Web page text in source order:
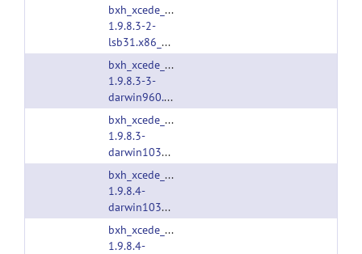
bxh_xcede_tools-
1.9.8.3-2-
lsb31.x86_64.tgz
bxh_xcede_tools-
1.9.8.3-3-
darwin960.i386.tgz
bxh_xcede_tools-
1.9.8.3-
darwin1030.i386.tgz
bxh_xcede_tools-
1.9.8.4-
darwin1030.i386.tgz
bxh_xcede_tools-
1.9.8.4-